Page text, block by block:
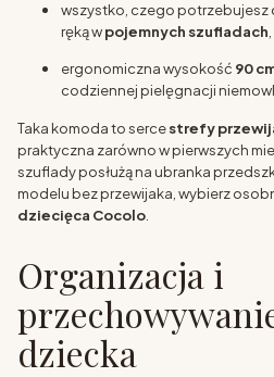
wszystko, czego potrzebujesz
ręką wpojemnych szufladach,
ergonomiczna wysokość 90
codziennej pielęgnacji
Taka komoda to sercestrefy
praktyczna zarówno w pierwszych
szuflady posłużą na ubranka
modelu bez przewijaka, wybierz
dziecięca Cocolo.
Organizacja i
dziecka